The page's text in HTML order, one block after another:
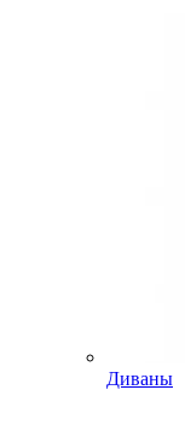
Диваны